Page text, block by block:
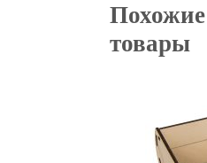
Похожие
товары